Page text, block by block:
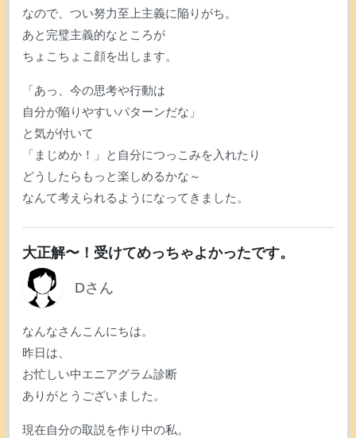
なので、つい努力至上主義に陥りがち。
あと完璧主義的なところが
ちょこちょこ顔を出します。
「あっ、今の思考や行動は
自分が陥りやすいパターンだな」
と気が付いて
「まじめか！」と自分につっこみを入れたり
どうしたらもっと楽しめるかな～
なんて考えられるようになってきました。
大正解〜！受けてめっちゃよかったです。
Dさん
なんなさんこんにちは。
昨日は、
お忙しい中エニアグラム診断
ありがとうございました。
現在自分の取説を作り中の私。